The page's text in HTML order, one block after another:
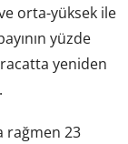
orta-yüksek ile
yüzde
yeniden
rağmen 23